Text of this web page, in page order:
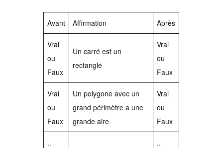
Avant Affirmation Après
Vrai
ou
Faux
Un carré est un
rectangle
Vrai
ou
Faux
Vrai
ou
Faux
Un polygone avec un
grand périmètre a une
grande aire
Vrai
ou
Faux
.. ..